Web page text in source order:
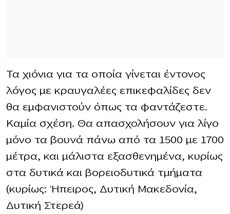
Τα χιόνια για τα οποία γίνεται έντονος
λόγος με κραυγαλέες επικεφαλίδες δεν
θα εμφανιστούν όπως τα φαντάζεστε.
Καμία σχέση. Θα απασχολήσουν για λίγο
μόνο τα βουνά πάνω από τα 1500 με 1700
μέτρα, και μάλιστα εξασθενημένα, κυρίως
στα δυτικά και βορειοδυτικά τμήματα
(κυρίως: Ήπειρος, Δυτική Μακεδονία,
Δυτική Στερεά)